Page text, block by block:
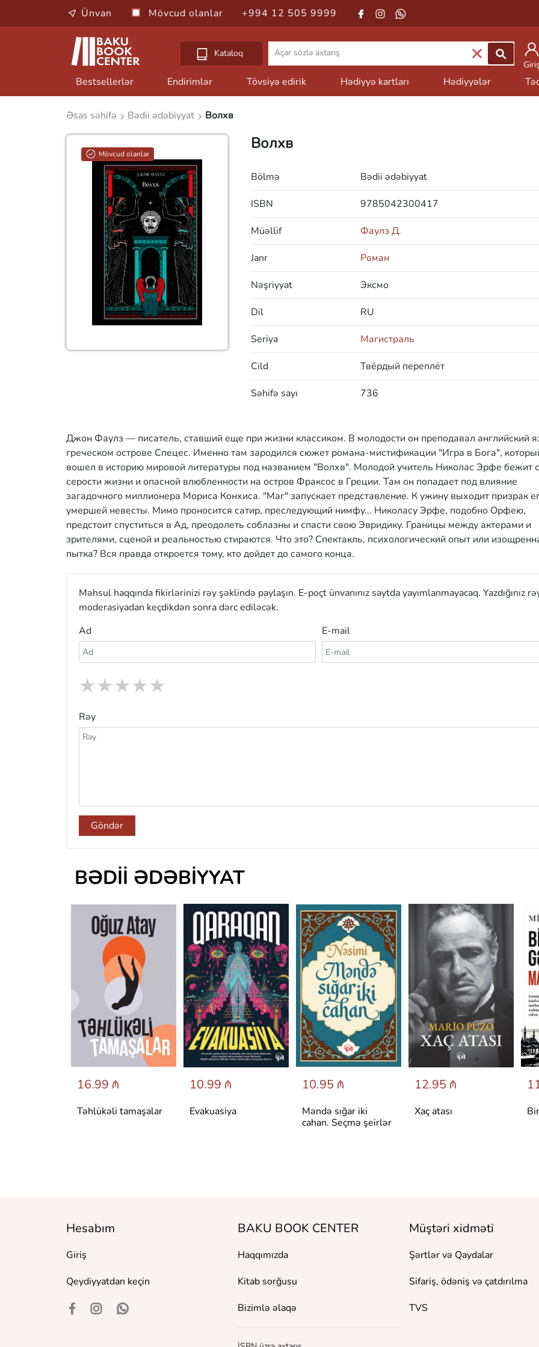
Ünvan Mövcud olanlar +994 12 505 9999
Kataloq
Bestsellerlər Endirimlər Tövsiyə edirik Hədiyyə kartları Hədiyyələr
Əsas səhifə Bədii ədəbiyyat Волхв
Mövcud olanlar
Волхв
Bölmə Bədii ədəbiyyat
ISBN 9785042300417
Müəllif Фаулз Д.
Janr Роман
Nəşriyyat Эксмо
Dil RU
Seriya Магистраль
Cild Твёрдый переплёт
Səhifə sayı 736
Джон Фаулз — писатель, ставший еще при жизни классиком. В молодости он преподавал английский
греческом острове Спецес. Именно там зародился сюжет романа-мистификации "Игра в Бога",
вошел в историю мировой литературы под названием "Волхв". Молодой учитель Николас Эрфе бежит
серости жизни и опасной влюбленности на остров Фраксос в Греции. Там он попадает под влияние
загадочного миллионера Мориса Конхиса. "Маг" запускает представление. К ужину выходит призрак
умершей невесты. Мимо проносится сатир, преследующий нимфу... Николасу Эрфе, подобно Орфею,
предстоит спуститься в Ад, преодолеть соблазны и спасти свою Эвридику. Границы между актерами и
зрителями, сценой и реальностью стираются. Что это? Спектакль, психологический опыт или
пытка? Вся правда откроется тому, кто дойдет до самого конца.
Məhsul haqqında fikirlərinizi rəy şəklində paylaşın. E-poçt ünvanınız saytda yayımlanmayacaq. Yazdığınız
moderasiyadan keçdikdən sonra dərc ediləcək.
Ad
E-mail
★
★
★
★
★
Rəy
Göndər
BƏDII ƏDƏBIYYAT
16.99 ₼
Təhlükəli tamaşalar
10.99 ₼
Evakuasiya
10.95 ₼
Məndə sığar iki
cahan. Seçmə şeirlər
12.95 ₼
Xaç atası
Hesabım
Giriş
Qeydiyyatdan keçin
BAKU BOOK CENTER
Haqqımızda
Kitab sorğusu
Bizimlə əlaqə
Müştəri xidməti
Şərtlər və Qaydalar
Sifariş, ödəniş və çatdırılma
TVS